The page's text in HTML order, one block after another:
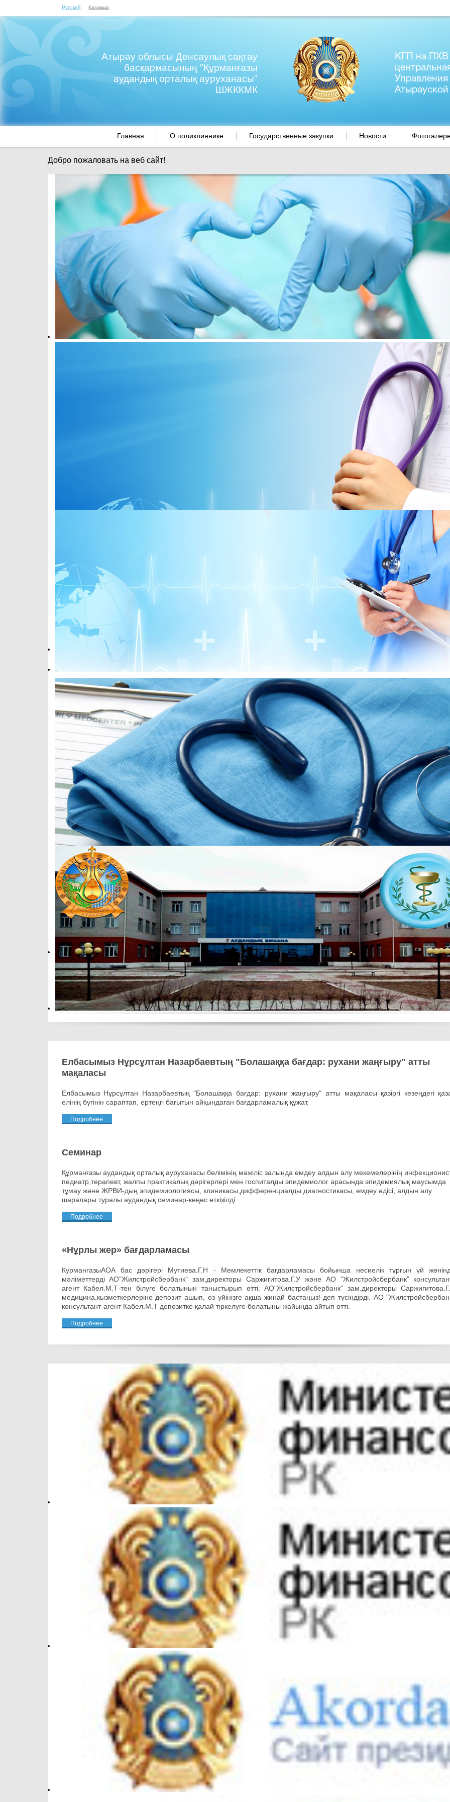
Русский Казакша
Атырау облысы Денсаулық сақтау
басқармасының "Құрманғазы
аудандық орталық ауруханасы"
ШЖККМК
КГП на ПХВ
Главная О поликлиннике Государственные закупки Новости
Добро пожаловать на веб сайт!
Елбасымыз Нұрсұлтан Назарбаевтың "Болашаққа бағдар: рухани жаңғыру" атты
мақаласы
Елбасымыз Нұрсұлтан Назарбаевтың "Болашаққа бағдар: рухани жаңғыру" атты мақаласы қазіргі кезеңдегі
елінің бүгінін сараптап, ертеңгі бағытын айқындаған бағдарламалық құжат.
Подробнее
Семинар
Құрманғазы аудандық орталық ауруханасы бөлімінің мәжіліс залында емдеу алдын алу мекемелерінің
педиатр,терапевт, жалпы практикалық дәрігерлері мен госпиталды эпидемиолог арасында эпидемиялық маусымда
тұмау және ЖРВИ-дың эпидемиологиясы, клиникасы,дифференциалды диагностикасы, емдеу әдісі, алдын алу
шаралары туралы аудандық семинар-кеңес өткізілді.
Подробнее
«Нұрлы жер» бағдарламасы
КурмангазыАОА бас дәрігері Мутиева.Г.Н - Мемлекеттік бағдарламасы бойынша несиелік тұрғын үй
мәліметтерді АО"Жилстройсбербанк" зам.директоры Саржигитова.Г.У және АО "Жилстройсбербанк"
агент Кабел.М.Т-тен білуге болатынын таныстырып өтті. АО"Жилстройсбербанк" зам.директоры
медицина.кызметкерлеріне депозит ашып, өз уйінізге ақша жинай бастаңыз!-деп түсіндірді. АО
консультант-агент Кабел.М.Т депозитке қалай тіркелуге болатыны жайында айтып өтті.
Подробнее